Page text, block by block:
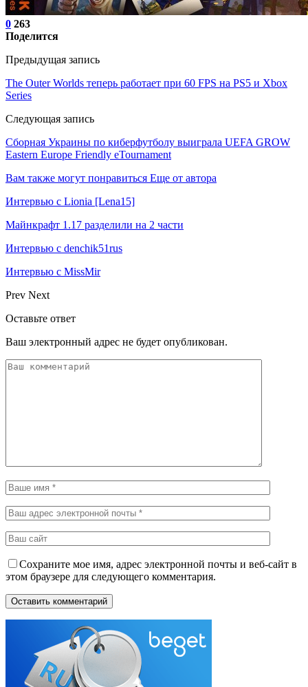
0 263
Поделится
Предыдущая запись
The Outer Worlds теперь работает при 60 FPS на PS5 и Xbox
Series
Следующая запись
Сборная Украины по киберфутболу выиграла UEFA GROW
Eastern Europe Friendly eTournament
Вам также могут понравиться Еще от автора
Интервью с Lionia [Lena15]
Майнкрафт 1.17 разделили на 2 части
Интервью с denchik51rus
Интервью с MissMir
Prev Next
Оставьте ответ
Ваш электронный адрес не будет опубликован.
Сохраните мое имя, адрес электронной почты и веб-сайт в
этом браузере для следующего комментария.